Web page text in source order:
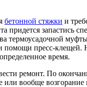
бетонной стяжки и
придется запастись
термоусадочной
пресс-клещей.
время.
ремонт. По
вообще возгорание